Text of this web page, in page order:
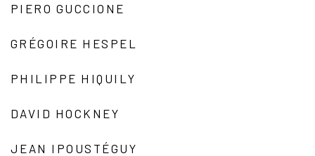
PIERO GUCCIONE
GRÉGOIRE HESPEL
PHILIPPE HIQUILY
DAVID HOCKNEY
JEAN IPOUSTÉGUY